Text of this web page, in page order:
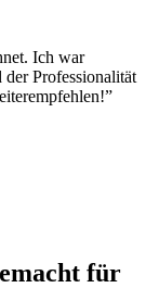
Ich war
Professionalität
für